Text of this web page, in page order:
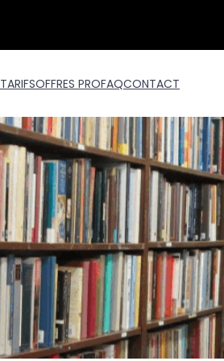
TARIFSOFFRES PROFAQCONTACT